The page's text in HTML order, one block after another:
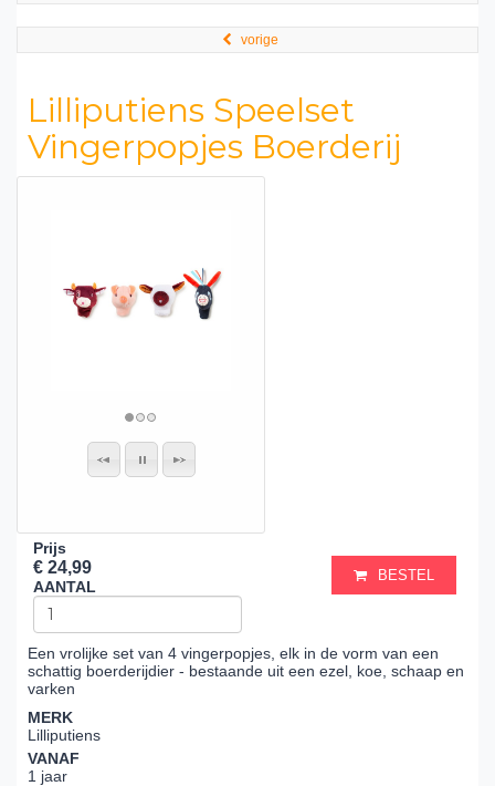
vorige
Lilliputiens Speelset
Vingerpopjes Boerderij
Prijs
€ 24,99
AANTAL
BESTEL
Een vrolijke set van 4 vingerpopjes, elk in de vorm van een
schattig boerderijdier - bestaande uit een ezel, koe, schaap en
varken
MERK
Lilliputiens
VANAF
1 jaar